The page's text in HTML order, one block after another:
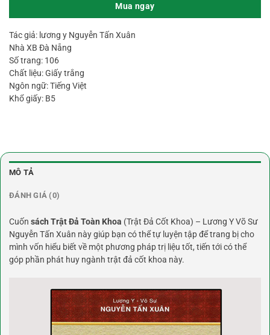
Mua ngay
Tác giả: lương y Nguyễn Tấn Xuân
Nhà XB Đà Nẵng
Số trang: 106
Chất liệu: Giấy trắng
Ngôn ngữ: Tiếng Việt
Khổ giấy: B5
MÔ TẢ
ĐÁNH GIÁ (0)
Cuốn sách Trật Đả Toàn Khoa (Trật Đả Cốt Khoa) – Lương Y Võ Sư
Nguyễn Tấn Xuân này giúp bạn có thể tự luyện tập để trang bị cho
mình vốn hiểu biết về một phương pháp trị liệu tốt, tiến tới có thể
góp phần phát huy ngành trật đả cốt khoa này.